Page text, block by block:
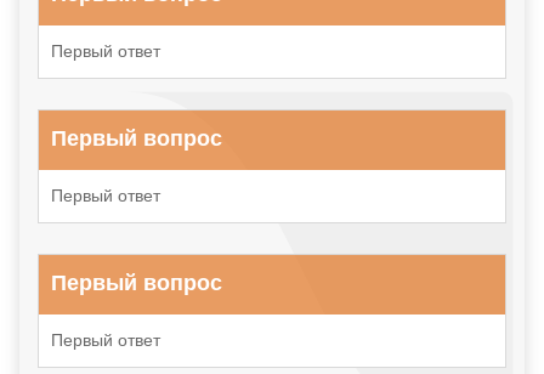
Первый ответ
Первый вопрос
Первый ответ
Первый вопрос
Первый ответ